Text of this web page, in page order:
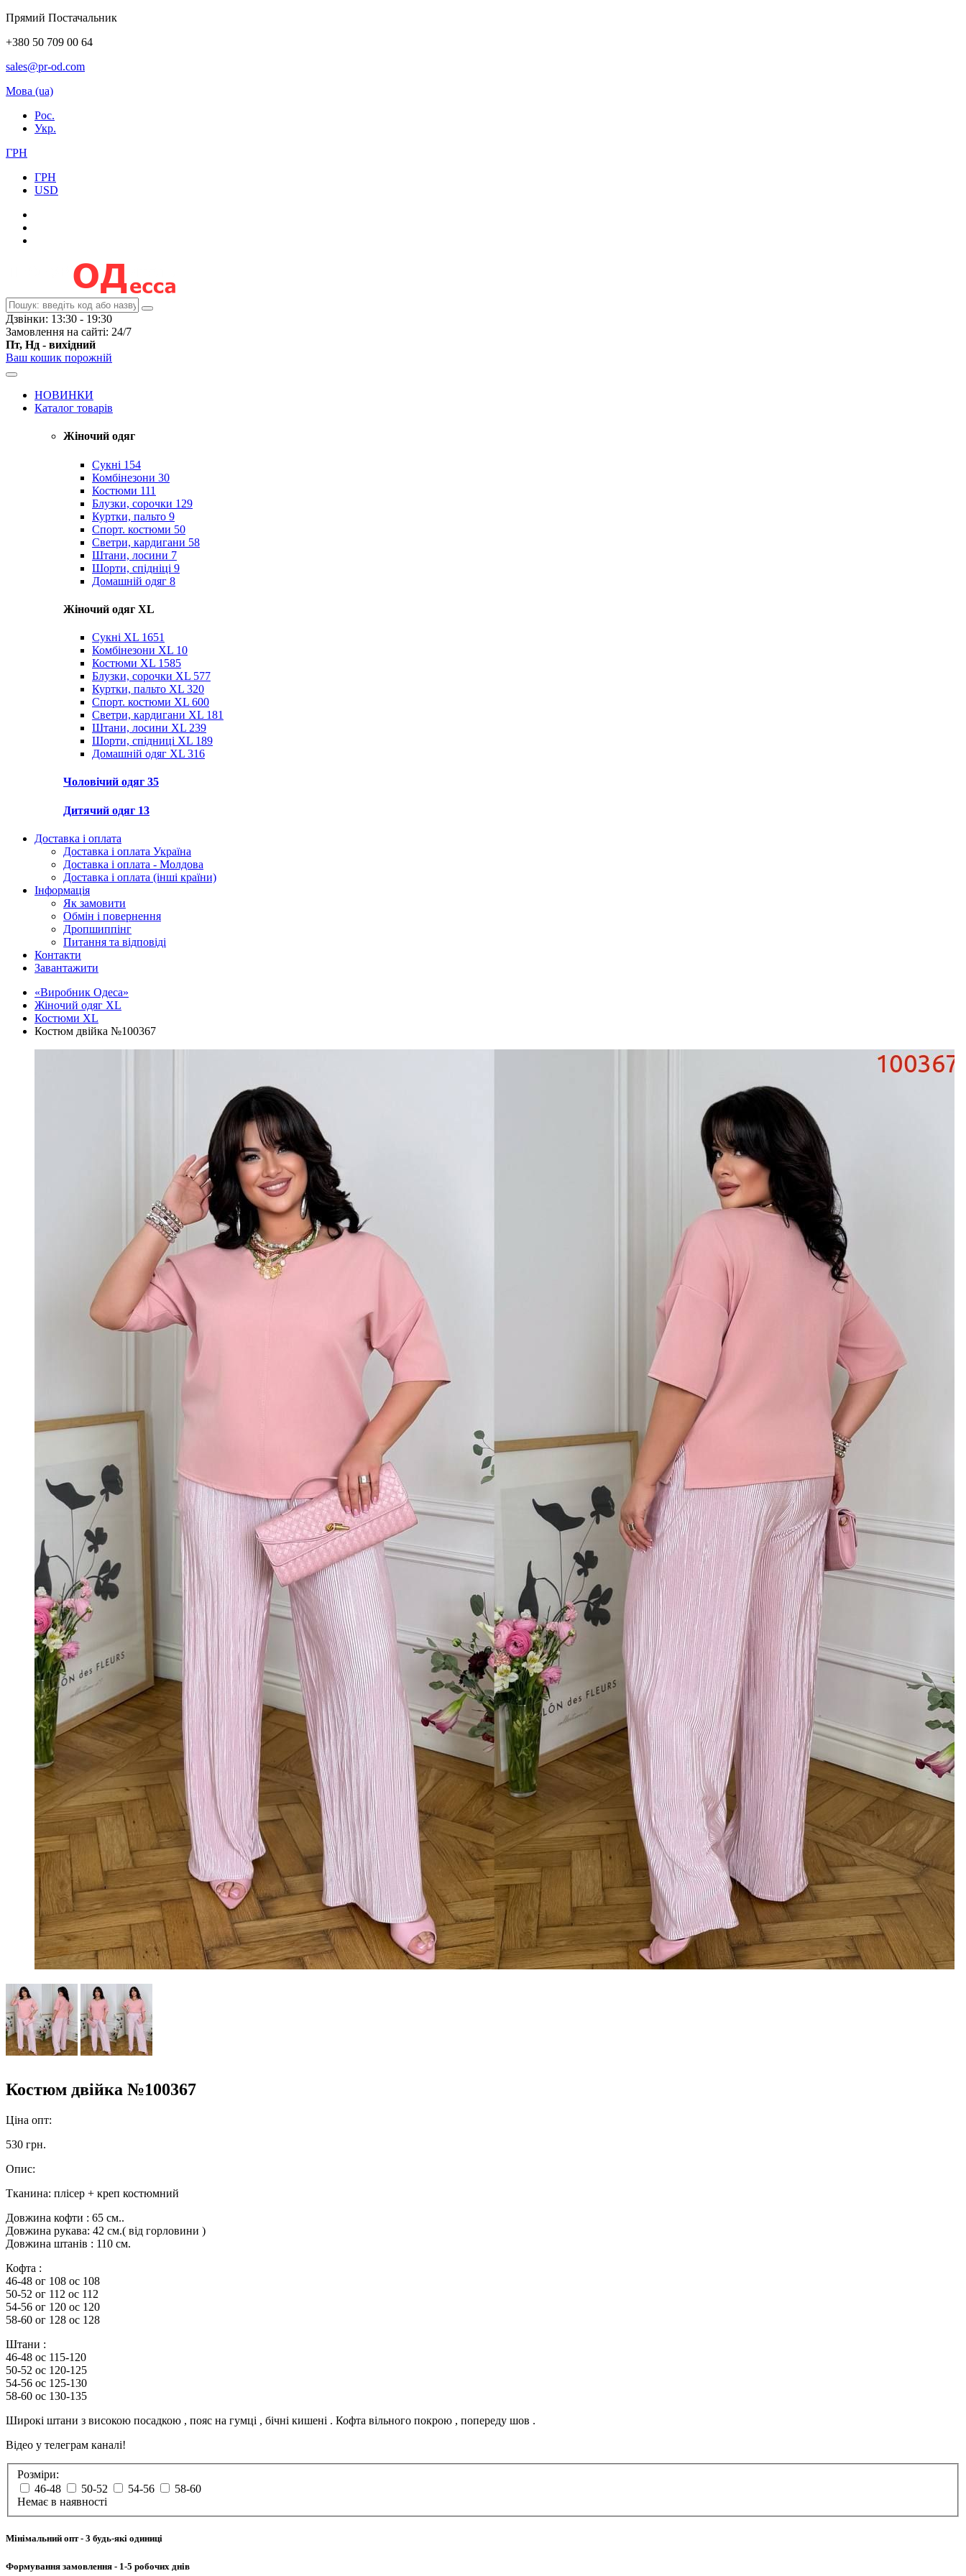
Прямий Постачальник
+380 50 709 00 64
sales@pr-od.com
Мова (ua)
Рос.
Укр.
ГРН
ГРН
USD
Дзвінки: 13:30 - 19:30
Замовлення на сайті: 24/7
Пт, Нд - вихідний
Ваш кошик порожній
НОВИНКИ
Каталог товарів
Жіночий одяг
Сукні 154
Комбінезони 30
Костюми 111
Блузки, сорочки 129
Куртки, пальто 9
Спорт. костюми 50
Светри, кардигани 58
Штани, лосини 7
Шорти, спідніці 9
Домашній одяг 8
Жіночий одяг XL
Cукні XL 1651
Комбінезони XL 10
Костюми XL 1585
Блузки, сорочки XL 577
Куртки, пальто XL 320
Спорт. костюми XL 600
Светри, кардигани XL 181
Штани, лосини XL 239
Шорти, спідниці XL 189
Домашній одяг XL 316
Чоловічий одяг 35
Дитячий одяг 13
Доставка і оплата
Доставка і оплата Україна
Доставка і оплата - Молдова
Доставка і оплата (інші країни)
Інформація
Як замовити
Обмін і повернення
Дропшиппінг
Питання та відповіді
Контакти
Завантажити
«Виробник Одеса»
Жіночий одяг XL
Костюми XL
Костюм двійка №100367
Костюм двійка №100367
Ціна опт:
530 грн.
Опис:
Тканина: плісер + креп костюмний
Довжина кофти : 65 см..
Довжина рукава: 42 см.( від горловини )
Довжина штанів : 110 см.
Кофта :
46-48 ог 108 ос 108
50-52 ог 112 ос 112
54-56 ог 120 ос 120
58-60 ог 128 ос 128
Штани :
46-48 ос 115-120
50-52 ос 120-125
54-56 ос 125-130
58-60 ос 130-135
Широкі штани з високою посадкою , пояс на гумці , бічні кишені . Кофта вільного покрою , попереду шов .
Відео у телеграм каналі!
Розміри:
46-48
50-52 54-56
58-60
Немає в наявності
Мінімальний опт- 3 будь-які одиниці
Формування замовлення - 1-5 робочих днів